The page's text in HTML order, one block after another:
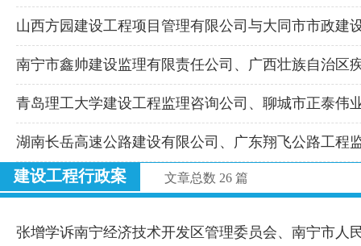
山西方园建设工程项目管理有限公司与大同市市政建
南宁市鑫帅建设监理有限责任公司、广西壮族自治区
青岛理工大学建设工程监理咨询公司、聊城市正泰伟
湖南长岳高速公路建设有限公司、广东翔飞公路工程
建设工程行政案 文章总数 26 篇
张增学诉南宁经济技术开发区管理委员会、南宁市人